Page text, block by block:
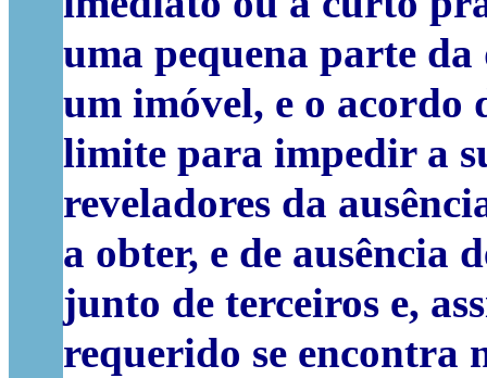
uma pequena parte
um imóvel, e o acordo
limite para impedir a
reveladores da
a obter, e de ausência
junto de terceiros e,
requerido se encontra